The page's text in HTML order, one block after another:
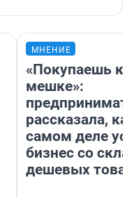
МНЕНИЕ
«Покупаешь
мешке»:
рассказала,
самом деле
бизнес со
дешевых